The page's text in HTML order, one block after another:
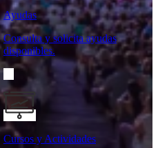
Ayudas
Consulta y solicita ayudas
disponibles.
Cursos y Actividades